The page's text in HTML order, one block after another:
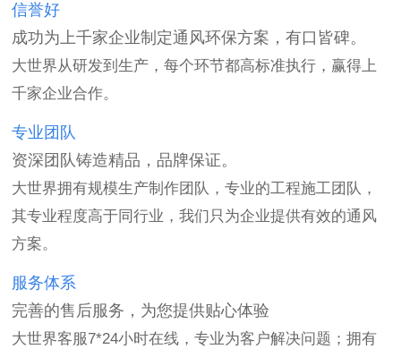
信誉好
成功为上千家企业制定通风环保方案，有口皆碑。
大世界从研发到生产，每个环节都高标准执行，赢得上
千家企业合作。
专业团队
资深团队铸造精品，品牌保证。
大世界拥有规模生产制作团队，专业的工程施工团队，
其专业程度高于同行业，我们只为企业提供有效的通风
方案。
服务体系
完善的售后服务，为您提供贴心体验
大世界客服7*24小时在线，专业为客户解决问题；拥有